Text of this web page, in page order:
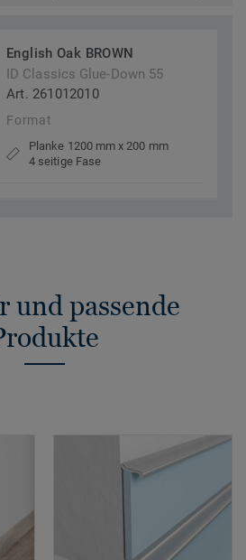
English Oak BROWN
ID Classics Glue-Down 55
Art. 261012010
Format
Planke 1200 mm x 200 mm
4 seitige Fase
und passende